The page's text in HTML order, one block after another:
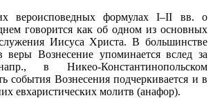
вероисповедных формулах I–II вв. о
говорится как об одном из основных
Иисуса Христа. В большинстве
веры Вознесение упоминается вслед за
в Никео-Константинопольском
события Вознесения подчеркивается и в
евхаристических молитв (анафор).